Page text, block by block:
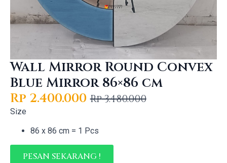
Wall Mirror Round Convex
Blue Mirror 86×86 cm
Rp3.480.000
Original
was:
Rp 3.480.000.
Rp 2.400.000
Current
is:
Rp 2.400.000.
Size
86 x 86 cm = 1 Pcs
PESAN SEKARANG !